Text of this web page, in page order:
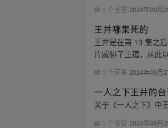
1 个回答 2024年09月
王并哪集死的
王并是在第 13 集之
片威胁了王蔼，从此
1 个回答 2024年08月
一人之下王并的
关于《一人之下》中
1 个回答2024年08月